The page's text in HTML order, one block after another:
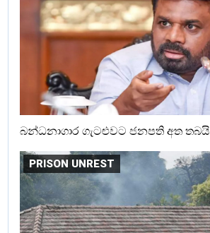
බන්ධනාගාර ගැටළුවට ජනපති අත තබයි
PRISON UNREST